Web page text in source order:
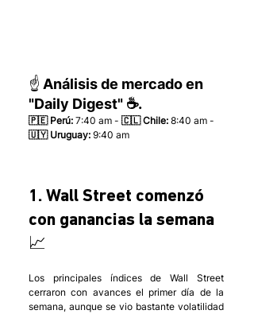
☝️ Análisis de mercado en
"Daily Digest" ☕.
🇵🇪 Perú: 7:40 am - 🇨🇱 Chile: 8:40 am -
🇺🇾 Uruguay: 9:40 am
1. Wall Street comenzó
con ganancias la semana
📈
Los principales índices de Wall Street
cerraron con avances el primer día de la
semana, aunque se vio bastante volatilidad